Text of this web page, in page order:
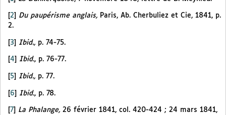
2 Du paupérisme anglais, Paris, Ab. Cherbuliez et Cie, 1841, p.
2.
[3] Ibid., p. 74-75.
4 Ibid., p. 76-77.
5 Ibid., p. 77.
[6] Ibid., p. 78.
7 La Phalange, 26 février 1841, col. 420-424 ; 24 mars 1841,